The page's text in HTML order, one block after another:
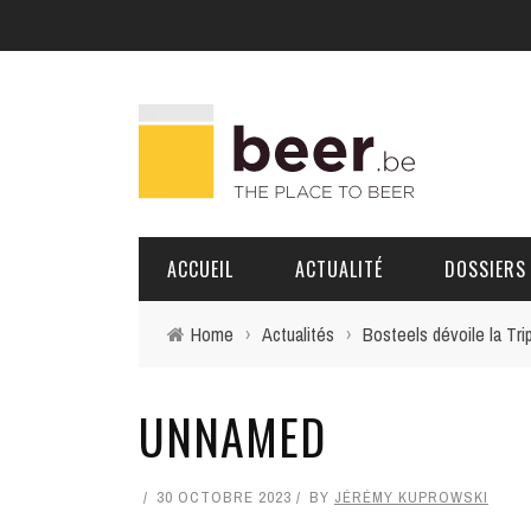
ACCUEIL ACTUALITÉ DOSSIERS
Home › Actualités › Bosteels dévoile la
UNNAMED
30 OCTOBRE 2023 BY JÉRÉMY KUPROWSKI